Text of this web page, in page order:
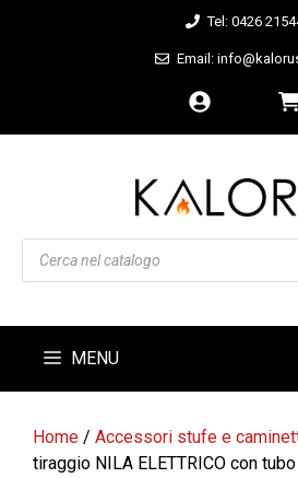
Tel: 0426
Email:
Products
search
MENU
Home / Accessori stufe e
tiraggio NILA ELETTRICO con